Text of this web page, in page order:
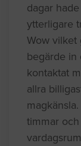
dagar
ytterligare
Wow vilket
begärde in
kontaktat
allra
timmar